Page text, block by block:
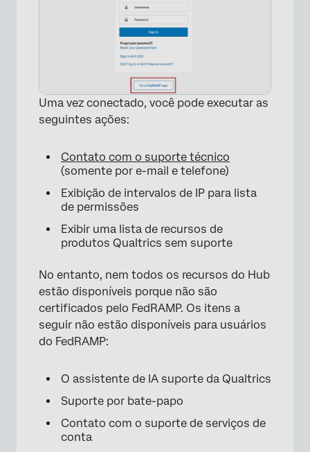
Uma vez conectado, você pode executar as
seguintes ações:
Contato com o suporte técnico
(somente por e-mail e telefone)
Exibição de intervalos de IP para lista
de permissões
Exibir uma lista de recursos de
produtos Qualtrics sem suporte
No entanto, nem todos os recursos do Hub
estão disponíveis porque não são
certificados pelo FedRAMP. Os itens a
seguir não estão disponíveis para usuários
do FedRAMP:
O assistente de IA suporte da Qualtrics
Suporte por bate-papo
Contato com o suporte de serviços de
conta